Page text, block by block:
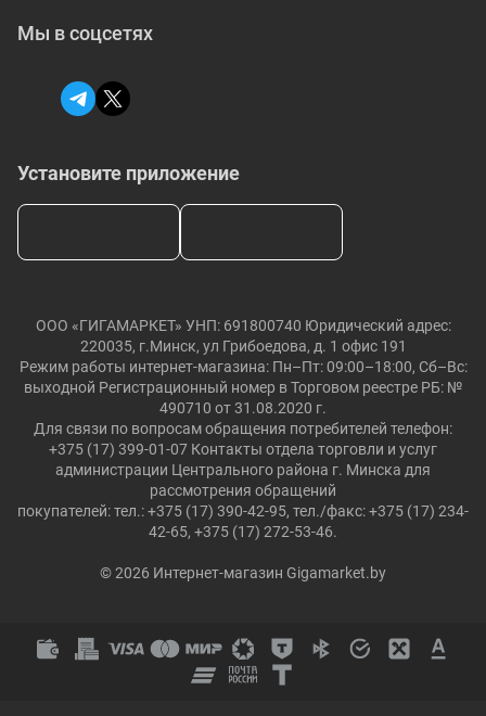
Установите приложение
Мы в соцсетях
ООО «ГИГАМАРКЕТ» УНП: 691800740 Юридический адрес:
220035, г.Минск, ул Грибоедова, д. 1 офис 191
Режим работы интернет-магазина: Пн–Пт: 09:00–18:00, Сб–Вс:
выходной Регистрационный номер в Торговом реестре РБ: №
490710 от 31.08.2020 г.
Для связи по вопросам обращения потребителей телефон:
+375 (17) 399-01-07 Контакты отдела торговли и услуг
администрации Центрального района г. Минска для
рассмотрения обращений
покупателей: тел.: +375 (17) 390-42-95, тел./факс: +375 (17) 234-
42-65, +375 (17) 272-53-46.
© 2026 Интернет-магазин Gigamarket.by